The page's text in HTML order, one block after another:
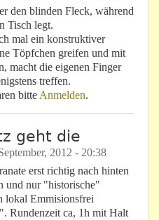
den blinden Fleck, während
Tisch legt.
mal ein konstruktiver
Töpfchen greifen und mit
macht die eigenen Finger
treffen.
bitte Anmelden.
geht die
2012 - 20:38
erst richtig nach hinten
und nur "historische"
lokal Emmisionsfrei
Rundenzeit ca, 1h mit Halt